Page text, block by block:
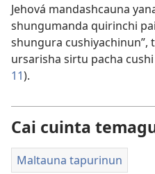
Jehová mandashcauna
shungumanda quirinchi
shungura cushiyachinun”,
ursarisha sirtu pacha
11).
Cai cuinta
Maltauna tapurinun